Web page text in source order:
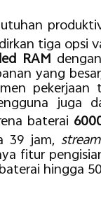
tiga opsi
RAM dengan
yang
juga
baterai
39 jam,
fitur
hingga